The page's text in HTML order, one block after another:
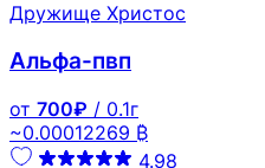
Дружище Христос
Альфа-пвп
от 700₽ / 0.1г
~0.00012269 ₿
4.98